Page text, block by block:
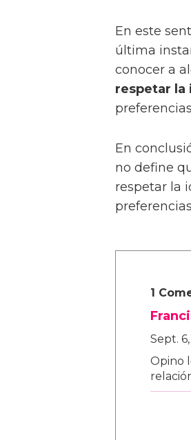
En este
última
conocer a
respetar la
En
no define
respetar la
1
Sept.
Opino